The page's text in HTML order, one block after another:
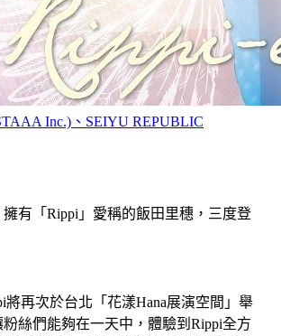
Inc.)、SEIYU REPUBLIC
有「Rippi」愛稱的飯田里穗，三度登
將再次於台北「花漾Hana展演空間」舉
絲們能夠在一天中，體驗到Rippi全方